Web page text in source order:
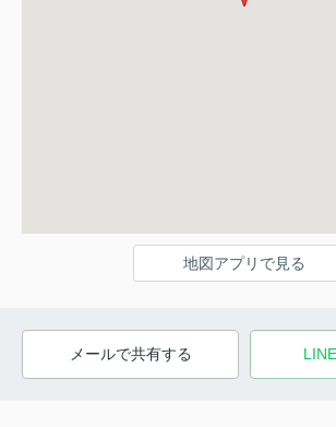
地図アプリで見る
メールで共有する